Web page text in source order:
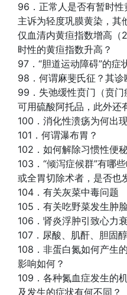
96．正常人是否有暂时
主诉为轻度巩膜黄染，其
仅血清内黄疸指数增高（
时性的黄疸指数升高？
97．“胆道运动障碍”的症
98．何谓麻斐氏征？其诊
99．失弛缓性贲门（贲
可用硫酸阿托品，此外还
100．消化性溃疡为何出
101．何谓瀑布胃？
102．如何解除习惯性便
103．“倾泻症候群”有哪
或全胃切除术者，是否也
104．有关灰菜中毒问题
105．有关吃野菜发生肿
106．肾炎浮肿引致心力
107．尿酸、肌酐、胆固
108．非蛋白氮如何产生
影响如何？
109．各种氮血症发生的
及发生的症状有何不同？